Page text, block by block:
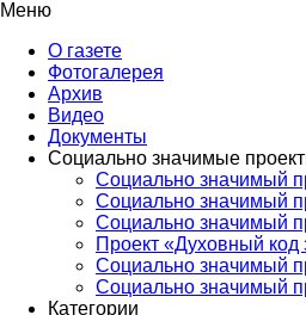
Меню
О газете
Фотогалерея
Архив
Видео
Документы
Социально значимые
Социально значимый
Социально значимый
Социально значимый
Проект «Духовный код
Социально значимый
Социально значимый
Категории